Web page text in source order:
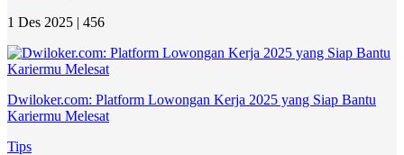
1 Des 2025 | 456
Dwiloker.com: Platform Lowongan Kerja 2025 yang Siap Bantu
Kariermu Melesat
Tips